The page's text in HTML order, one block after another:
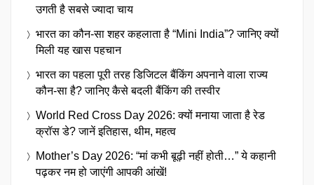
उगती है सबसे ज्यादा चाय
भारत का कौन-सा शहर कहलाता है “Mini India”? जानिए क्यों
मिली यह खास पहचान
भारत का पहला पूरी तरह डिजिटल बैंकिंग अपनाने वाला राज्य
कौन-सा है? जानिए कैसे बदली बैंकिंग की तस्वीर
World Red Cross Day 2026: क्यों मनाया जाता है रेड
क्रॉस डे? जानें इतिहास, थीम, महत्व
Mother’s Day 2026: “मां कभी बूढ़ी नहीं होती…” ये कहानी
पढ़कर नम हो जाएंगी आपकी आंखें!